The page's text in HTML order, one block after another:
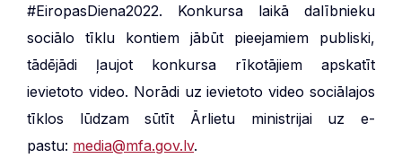
#EiropasDiena2022. Konkursa laikā dalībnieku
sociālo tīklu kontiem jābūt pieejamiem publiski,
tādējādi ļaujot konkursa rīkotājiem apskatīt
ievietoto video. Norādi uz ievietoto video sociālajos
tīklos lūdzam sūtīt Ārlietu ministrijai uz e-
pastu: media@mfa.gov.lv.